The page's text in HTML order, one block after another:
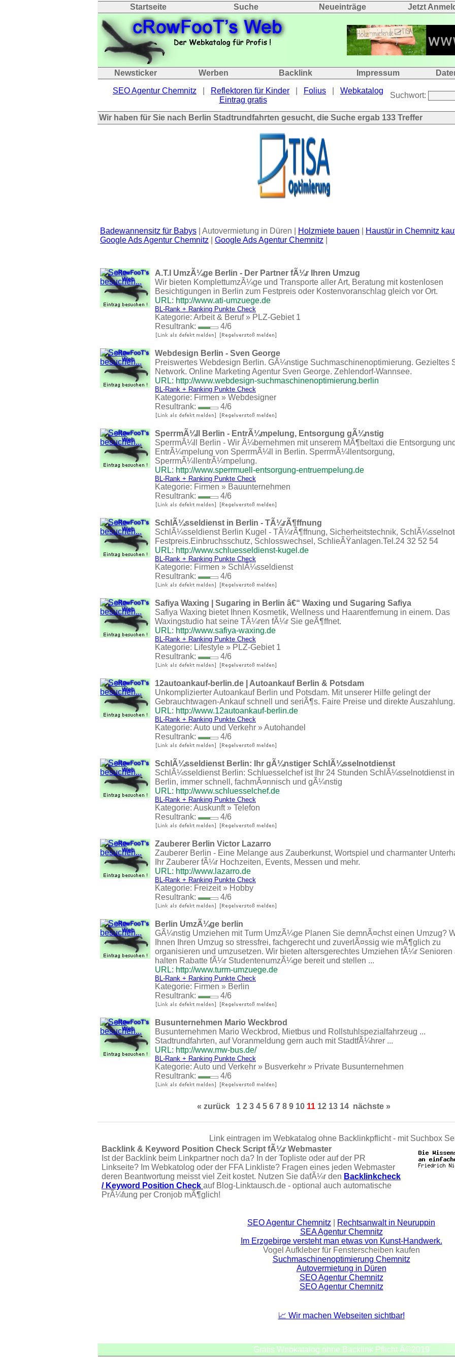
Startseite Suche Neueinträge Jetzt
Newsticker Werben Backlink Impressum
SEO Agentur Chemnitz Reflektoren für Kinder Folius
Webkatalog
Eintrag gratis
Suchwort:
Wir haben für Sie nach Berlin Stadtrundfahrten gesucht, die Suche ergab 133 Treffer
Badewannensitz für Babys | Autovermietung in Düren | Holzmiete bauen Haustür in Chemnitz
Google Ads Agentur Chemnitz
Google Ads Agentur Chemnitz
A.T.I UmzÃ¼ge Berlin - Der Partner fÃ¼r Ihren Umzug
Wir bieten KomplettumzÃ¼ge und Transporte aller Art, Beratung mit kostenlosen
Besichtigungen in Berlin zum Festpreis oder Kostenvoranschlag gleich vor Ort.
URL: http://www.ati-umzuege.de
BL-Rank + Ranking Punkte Check
Kategorie: Arbeit & Beruf» PLZ-Gebiet 1
Resultrank:
4/6
Webdesign Berlin - Sven George
Preiswertes Webdesign Berlin. GÃ¼nstige Suchmaschinenoptimierung. Gezieltes
Network. Online Marketing Agentur Sven George. Zehlendorf-Wannsee.
URL: http://www.webdesign-suchmaschinenoptimierung.berlin
BL-Rank + Ranking Punkte Check
Kategorie: Firmen » Webdesigner
Resultrank:
4/6
SperrmÃ¼ll Berlin - EntrÃ¼mpelung, Entsorgung gÃ¼nstig
SperrmÃ¼ll Berlin - Wir Ã¼bernehmen mit unserem MÃ¶beltaxi die Entsorgung und
EntrÃ¼mpelung von SperrmÃ¼ll in Berlin. SperrmÃ¼llentsorgung,
SperrmÃ¼llentrÃ¼mpelung.
URL: http://www.sperrmuell-entsorgung-entruempelung.de
BL-Rank + Ranking Punkte Check
Kategorie: Firmen » Bauunternehmen
Resultrank:
4/6
SchlÃ¼sseldienst in Berlin - TÃ¼rÃ¶ffnung
SchlÃ¼sseldienst Berlin Kugel - TÃ¼rÃ¶ffnung, Sicherheitstechnik,
Festpreis.Einbruchsschutz, Schlosswechsel, SchlieÃŸanlagen.Tel.24 32 52 54
URL: http://www.schluesseldienst-kugel.de
BL-Rank + Ranking Punkte Check
Kategorie: Firmen » SchlÃ¼sseldienst
Resultrank:
4/6
Safiya Waxing | Sugaring in Berlin â€“ Waxing und Sugaring Safiya
Safiya Waxing bietet Ihnen Kosmetik, Wellness und Haarentfernung in einem. Das
Waxingstudio hat seine TÃ¼ren fÃ¼r Sie geÃ¶ffnet.
URL: http://www.safiya-waxing.de
BL-Rank + Ranking Punkte Check
Kategorie: Lifestyle » PLZ-Gebiet 1
Resultrank:
4/6
12autoankauf-berlin.de | Autoankauf Berlin & Potsdam
Unkomplizierter Autoankauf Berlin und Potsdam. Mit unserer Hilfe gelingt der
Gebrauchtwagen-Ankauf schnell und seriÃ¶s. Faire Preise und direkte Auszahlung.
URL: http://www.12autoankauf-berlin.de
BL-Rank + Ranking Punkte Check
Kategorie: Auto und Verkehr »Autohandel
Resultrank:
4/6
SchlÃ¼sseldienst Berlin: Ihr gÃ¼nstiger SchlÃ¼sselnotdienst
SchlÃ¼sseldienst Berlin: Schluesselchef ist Ihr 24 Stunden SchlÃ¼sselnotdienst
Berlin, immer schnell, fachmÃ¤nnisch und gÃ¼nstig
URL: http://www.schluesselchef.de
BL-Rank + Ranking Punkte Check
Kategorie: Auskunft» Telefon
Resultrank:
4/6
Zauberer Berlin Victor Lazarro
Zauberer Berlin - Eine Melange aus Zauberkunst, Wortspiel und charmanter
Ihr Zauberer fÃ¼r Hochzeiten, Events, Messen und mehr.
URL: http://www.lazarro.de
BL-Rank + Ranking Punkte Check
Kategorie: Freizeit» Hobby
Resultrank:
4/6
Berlin UmzÃ¼ge berlin
GÃ¼nstig Umziehen mit Turm UmzÃ¼ge Planen Sie demnÃ¤chst einen Umzug?
Ihnen Ihren Umzug so stressfrei, fachgerecht und zuverlÃ¤ssig wie mÃ¶glich zu
organisieren und umzusetzen. Wir bieten altersgerechtes Umziehen fÃ¼r Senioren
halten Rabatte fÃ¼r StudentenumzÃ¼ge bereit und stellen ...
URL: http://www.turm-umzuege.de
BL-Rank + Ranking Punkte Check
Kategorie: Firmen » Berlin
Resultrank:
4/6
Busunternehmen Mario Weckbrod
Busunternehmen Mario Weckbrod, Mietbus und Rollstuhlspezialfahrzeug ...
Stadtrundfahrten, auf Voranmeldung gern auch mit StadtfÃ¼hrer ...
URL: http://www.mw-bus.de/
BL-Rank + Ranking Punkte Check
Kategorie: Auto und Verkehr » Busverkehr » Private Busunternehmen
Resultrank:
4/6
« zurück 1 2 3 4 5 6 7 8 9 10 11 12 13 14 nächste »
Link eintragen im Webkatalog ohne Backlinkpflicht - mit Suchbox
Backlink & Keyword Position Check Script fÃ¼r Webmaster
Ist der Backlink beim Linkpartner noch da? In der Topliste oder auf der PR
Linkseite? Im Webkatolog oder der FFA Linkliste? Fragen eines jeden Webmaster
deren Beantwortung meisst viel Zeit kostet. Nutzen Sie dafÃ¼r den Backlinkcheck
/ Keyword Position Check auf Blog-Linktausch.de - optional auch automatische
PrÃ¼fung per Cronjob mÃ¶glich!
SEO Agentur Chemnitz
Rechtsanwalt in Neuruppin
SEA Agentur Chemnitz
Im Erzgebirge versteht man etwas von Kunst-Handwerk.
Vogel Aufkleber für Fensterscheiben kaufen
Suchmaschinenoptimierung Chemnitz
Autovermietung in Düren
SEO Agentur Chemnitz
SEO Agentur Chemnitz
📈 Wir machen Webseiten sichtbar!
Gratis Webkatalog ohne Backlink Pflicht Â©2019